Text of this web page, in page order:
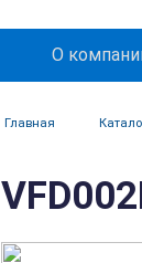
О
Главная